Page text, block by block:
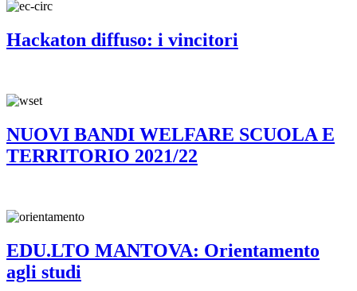
Hackaton diffuso: i vincitori
NUOVI BANDI WELFARE SCUOLA E
TERRITORIO 2021/22
EDU.LTO MANTOVA: Orientamento
agli studi